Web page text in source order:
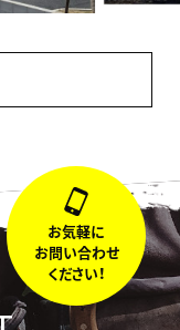
お気軽に
お問い合わせ
ください！